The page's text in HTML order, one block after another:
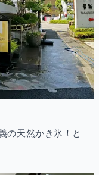
の天然かき氷！と